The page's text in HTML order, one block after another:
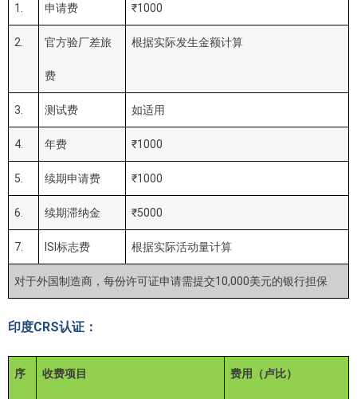
1. 申请费 ₹1000
2. 官方验厂差旅
费
根据实际发生金额计算
3. 测试费 如适用
4. 年费 ₹1000
5. 续期申请费 ₹1000
6. 续期滞纳金 ₹5000
7. ISI标志费 根据实际活动量计算
对于外国制造商，每份许可证申请需提交10,000美元的银行担保
印度CRS认证：
序 收费项目 费用（卢比）